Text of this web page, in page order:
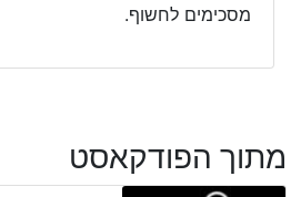
מסכימים לחשוף.
מתוך הפודקאסט